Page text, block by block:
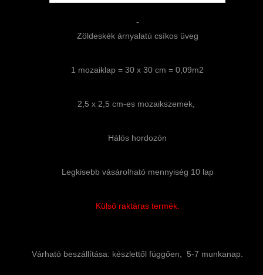
-
Zöldeskék árnyalatú csíkos üveg
1 mozaiklap = 30 x 30 cm = 0,09m2
2,5 x 2,5 cm-es mozaikszemek,
Hálós hordozón
Legkisebb vásárolható mennyiség 10 lap
Külső raktáras termék.
Várható beszállítása: készlettől függően, 5-7 munkanap.